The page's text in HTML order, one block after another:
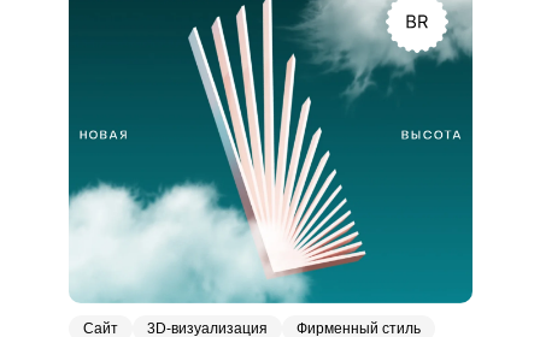
Сайт 3D-визуализация Фирменный стиль